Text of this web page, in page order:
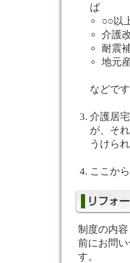
ば
○○以
介護
耐震
地元
などで
介護居
が、そ
うけら
ここか
制度の内
前にお問
す。